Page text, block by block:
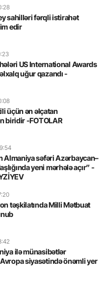
sahilləri fərqli istirahət
edir
US International Awards
uğur qazandı -
üçün ən əlçatan
biridir -FOTOLAR
Almaniya səfəri Azərbaycan–
yeni mərhələ açır” -
təşkilatında Milli Mətbuat
ilə münasibətlər
siyasətində önəmli yer